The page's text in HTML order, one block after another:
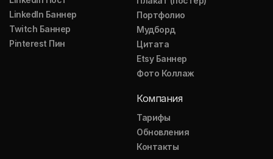
LinkedIn Баннер
Twitch Баннер
Pinterest Пин
Портфолио
Мудборд
Цитата
Etsy Баннер
Фото Коллаж
Компания
Тарифы
Обновления
Контакты